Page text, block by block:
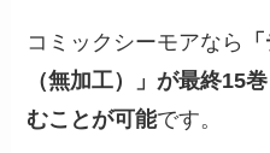
コミックシーモアなら
（無加工）」が最終15
むことが可能です。